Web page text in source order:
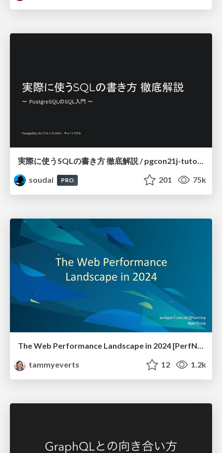
実際に使うSQLの書き方 徹底解説 / pgcon21j-tutorial
soudai
PRO 201 75k
The Web Performance Landscape in 2024 [PerfNow 2024]
tammyeverts
12 1.2k